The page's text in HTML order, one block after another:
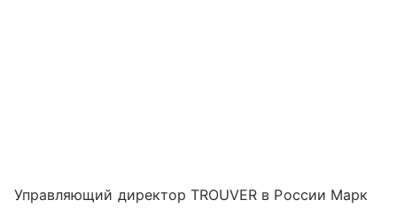
Управляющий директор TROUVER в России Марк